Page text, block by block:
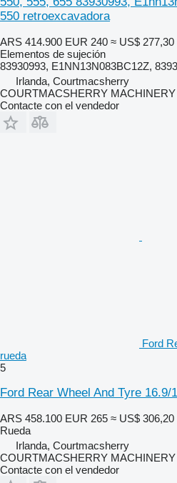
550 retroexcavadora
ARS 414.900 EUR 240 ≈ US$ 277,30
Elementos de sujeción
83930993, E1NN13N083BC12Z,
Irlanda, Courtmacsherry
COURTMACSHERRY MACHINERY
Contacte con el vendedor
Ford
rueda
5
Ford Rear Wheel And Tyre 16.9/
ARS 458.100 EUR 265 ≈ US$ 306,20
Rueda
Irlanda, Courtmacsherry
COURTMACSHERRY MACHINERY
Contacte con el vendedor